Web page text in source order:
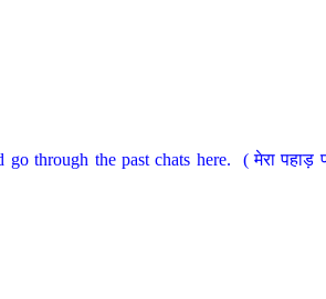
through the past chats here. ( मेरा पहाड़